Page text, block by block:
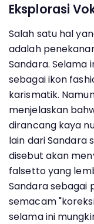
Eksplorasi
Salah satu hal
adalah
Sandara. Selama
sebagai ikon
karismatik.
menjelaskan
dirancang kaya
lain dari Sandara
disebut akan
falsetto yang
Sandara sebagai
semacam
selama ini